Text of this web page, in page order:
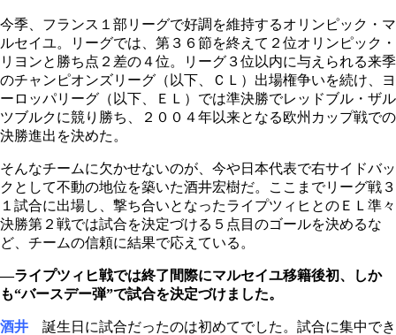
今季、フランス１部リーグで好調を維持するオリンピック・マ
ルセイユ。リーグでは、第３６節を終えて２位オリンピック・
リヨンと勝ち点２差の４位。リーグ３位以内に与えられる来季
のチャンピオンズリーグ（以下、ＣＬ）出場権争いを続け、ヨ
ーロッパリーグ（以下、ＥＬ）では準決勝でレッドブル・ザル
ツブルクに競り勝ち、２００４年以来となる欧州カップ戦での
決勝進出を決めた。
そんなチームに欠かせないのが、今や日本代表で右サイドバッ
クとして不動の地位を築いた酒井宏樹だ。ここまでリーグ戦３
１試合に出場し、撃ち合いとなったライプツィヒとのＥＬ準々
決勝第２戦では試合を決定づける５点目のゴールを決めるな
ど、チームの信頼に結果で応えている。
―ライプツィヒ戦では終了間際にマルセイユ移籍後初、しか
も“バースデー弾”で試合を決定づけました。
酒井 誕生日に試合だったのは初めてでした。試合に集中でき